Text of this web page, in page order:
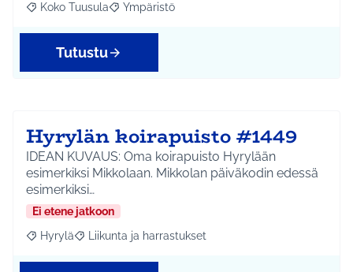
Rajaa tulokset aihepiirin mukaan: Koko Tuusula
Koko Tuusula Rajaa tulokset teeman mukaan: Ympäristö
Ympäristö
Tutustu
Hyrylän koirapuisto #1449
IDEAN KUVAUS: Oma koirapuisto Hyrylään
esimerkiksi Mikkolaan. Mikkolan päiväkodin edessä
esimerkiksi…
Ei etene jatkoon
Rajaa tulokset aihepiirin mukaan: Hyrylä
Hyrylä Rajaa tulokset teeman mukaan: Liikunta ja
Liikunta ja harrastukset